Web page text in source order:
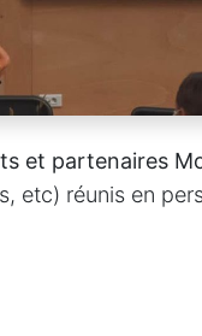
et partenaires
etc) réunis en